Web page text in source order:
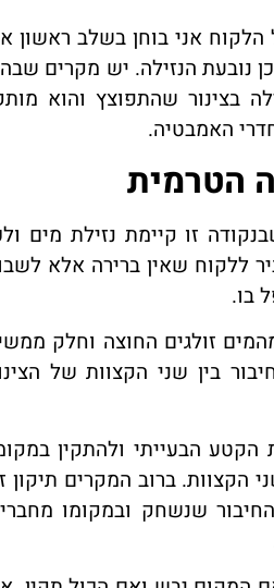
הלקוח אני בוחן בשלב ראשון
נובעת הנזילה. יש מקרים
בצינור שהתפוצץ והוא
האמבטיה.
הטרמית
זו קיימת נזילת מים
ללקוח שאין ברירה אלא
בו.
זולגים החוצה וחלק
בין שני הקצוות של
הבעייתי ולהתקין
הקצוות. ברוב המקרים תיקון
שנשחק ובמקומו